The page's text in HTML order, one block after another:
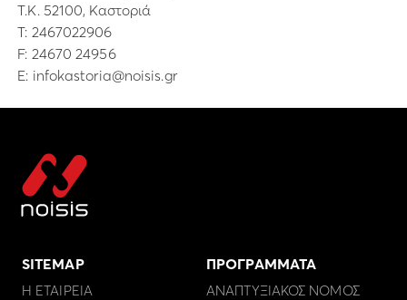
Τ.Κ. 52100, Καστοριά
Τ: 2467022906
F: 24670 24956
E: infokastoria@noisis.gr
SITEMAP
Η ΕΤΑΙΡΕΙΑ
ΠΡΟΓΡΑΜΜΑΤΑ
ΑΝΑΠΤΥΞΙΑΚΟΣ ΝΟΜΟΣ